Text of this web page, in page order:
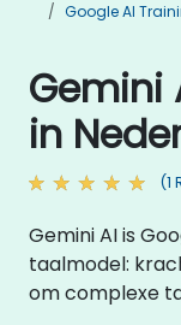
Google AI
Gemini
in
(1
Gemini AI is
taalmodel:
om complexe